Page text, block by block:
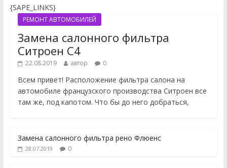
{SAPE_LINKS}
РЕМОНТ АВТОМОБИЛЕЙ
Замена салонного фильтра
Ситроен С4
22.08.2019 автор 0
Всем привет! Расположение фильтра салона на
автомобиле французского производства Ситроен все
там же, под капотом. Что бы до него добраться,
Замена салонного фильтра рено Флюенс
28.07.2019 0